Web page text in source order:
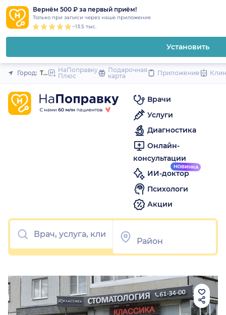
Вернём 500 ₽ за первый приём!
Только при записи через наше приложение
~13.5 тыс.
Установить
Закрыть
Город: ТольяттиНаПоправку
Плюс
Подарочная
карта
Приложение
Врачи
Услуги
Диагностика
Онлайн-
консультации
ИИ-доктор
Психологи
Акции